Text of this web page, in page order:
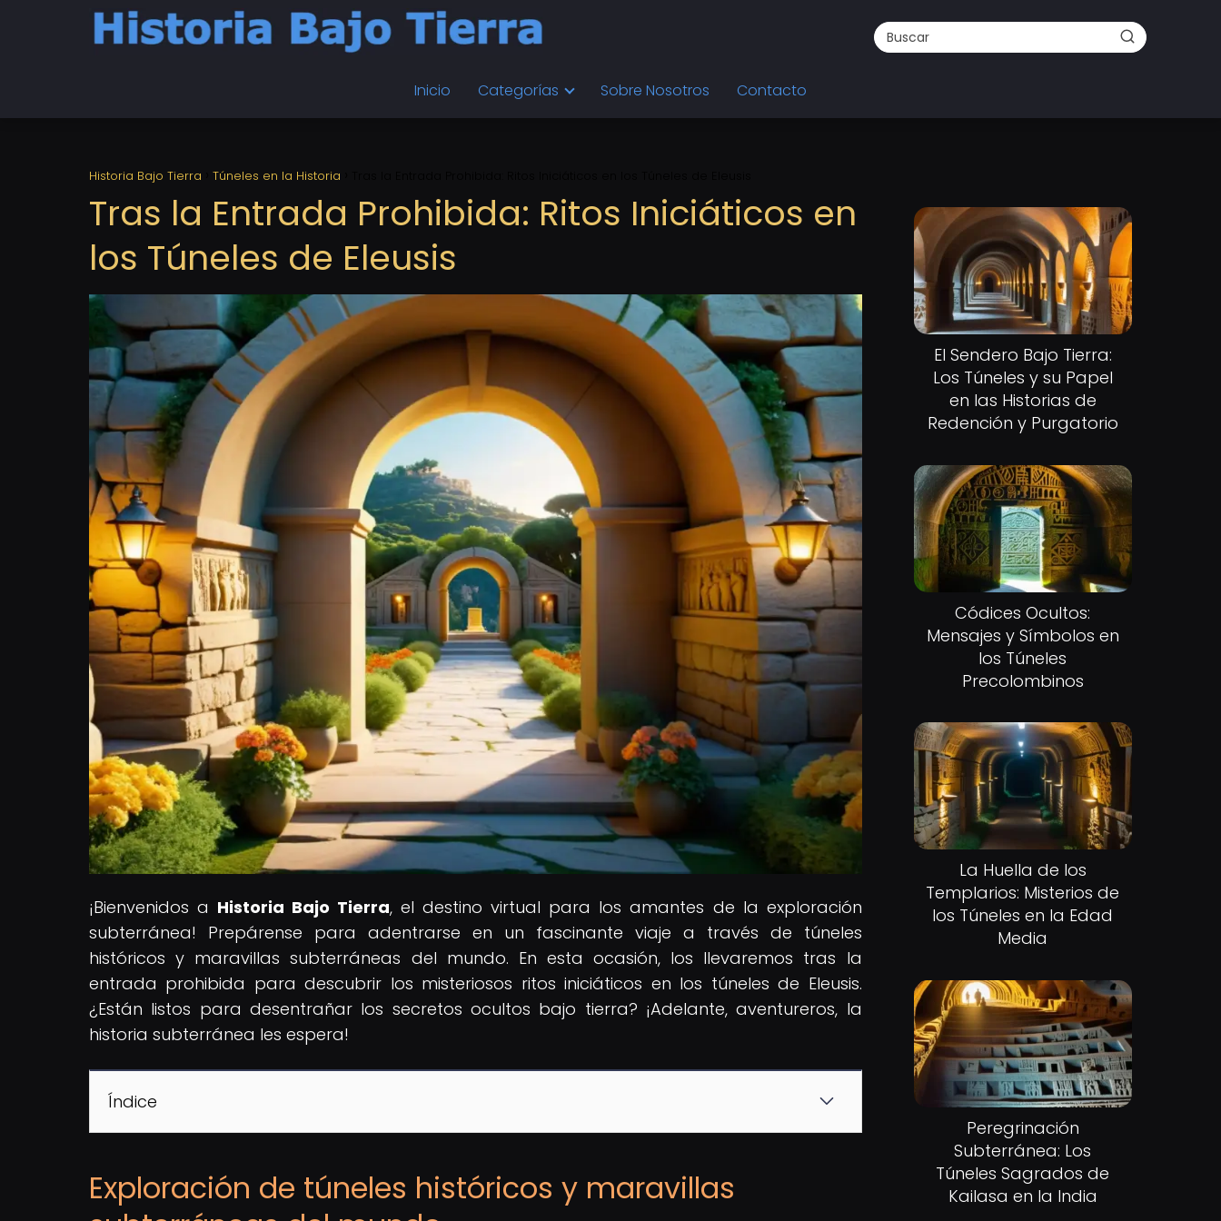
Inicio Categorías Sobre Nosotros Contacto
Historia Bajo Tierra Túneles en la Historia
Tras la Entrada Prohibida: Ritos Iniciáticos en
los Túneles de Eleusis
¡Bienvenidos a Historia Bajo Tierra, el destino virtual para los amantes de la exploración
subterránea! Prepárense para adentrarse en un fascinante viaje a través de túneles
históricos y maravillas subterráneas del mundo. En esta ocasión, los llevaremos tras la
entrada prohibida para descubrir los misteriosos ritos iniciáticos en los túneles de Eleusis.
¿Están listos para desentrañar los secretos ocultos bajo tierra? ¡Adelante, aventureros, la
historia subterránea les espera!
Índice
Exploración de túneles históricos y maravillas
El Sendero Bajo Tierra:
Los Túneles y su Papel
en las Historias de
Redención y Purgatorio
Códices Ocultos:
Mensajes y Símbolos en
los Túneles
Precolombinos
La Huella de los
Templarios: Misterios de
los Túneles en la Edad
Media
Peregrinación
Subterránea: Los
Túneles Sagrados de
Kailasa en la India